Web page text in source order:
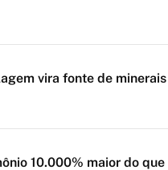
vira fonte de minerais
10.000% maior do que